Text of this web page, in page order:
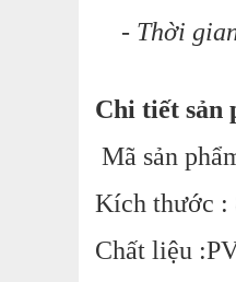
- Thời gian
Chi tiết sản
Mã sản
Kích thước :
Chất liệu